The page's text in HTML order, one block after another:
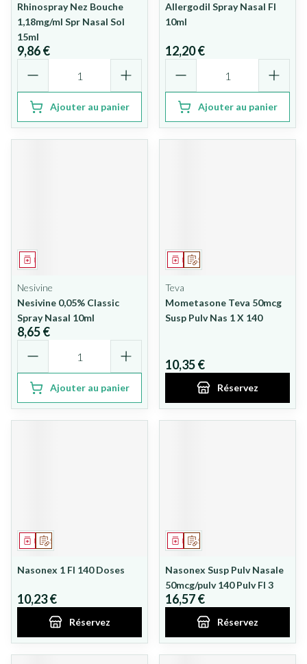
Rhinospray Nez Bouche
1,18mg/ml Spr Nasal Sol
15ml
9,86 €
Ajouter au panier
Allergodil Spray Nasal Fl
10ml
12,20 €
Ajouter au panier
Médicament
Nesivine
Nesivine 0,05% Classic
Spray Nasal 10ml
8,65 €
Ajouter au panier
Sur prescription
Médicament
Teva
Mometasone Teva 50mcg
Susp Pulv Nas 1 X 140
10,35 €
Réservez
Sur prescription
Médicament
Nasonex 1 Fl 140 Doses
10,23 €
Réservez
Sur prescription
Médicament
Nasonex Susp Pulv Nasale
50mcg/pulv 140 Pulv Fl 3
16,57 €
Réservez